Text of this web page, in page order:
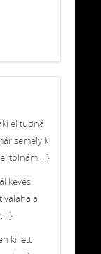
el tudná
semelyik
tolnám... }
kevés
a
}
ki lett